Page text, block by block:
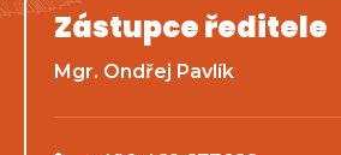
Zástupce ředitele
Mgr. Ondřej Pavlík